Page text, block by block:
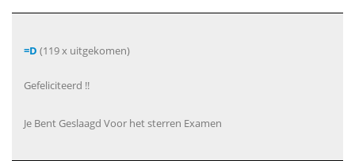
=D (119 x uitgekomen)
Gefeliciteerd !!
Je Bent Geslaagd Voor het sterren Examen